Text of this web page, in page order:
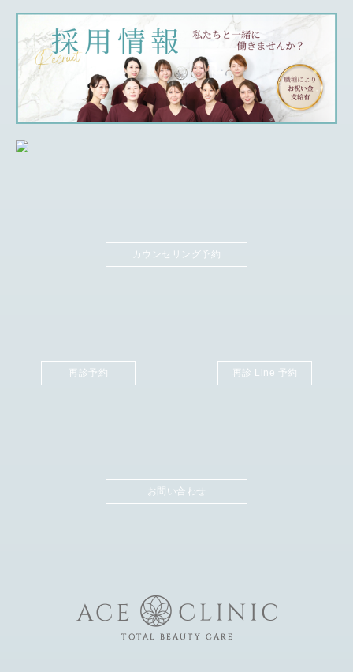
カウンセリング予約
再診予約 再診 Line 予約
お問い合わせ